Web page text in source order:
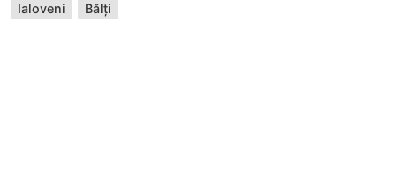
Ialoveni
Bălți